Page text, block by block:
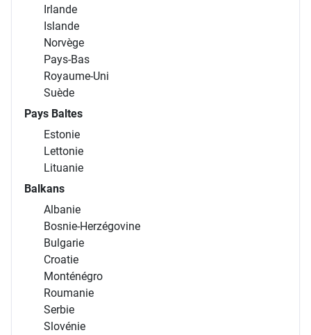
Irlande
Islande
Norvège
Pays-Bas
Royaume-Uni
Suède
Pays Baltes
Estonie
Lettonie
Lituanie
Balkans
Albanie
Bosnie-Herzégovine
Bulgarie
Croatie
Monténégro
Roumanie
Serbie
Slovénie